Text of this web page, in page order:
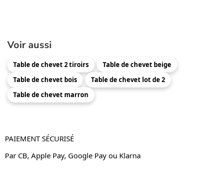
Voir aussi
Table de chevet 2 tiroirs
Table de chevet beige
Table de chevet bois
Table de chevet lot de 2
Table de chevet marron
PAIEMENT SÉCURISÉ
Par CB, Apple Pay, Google Pay ou Klarna